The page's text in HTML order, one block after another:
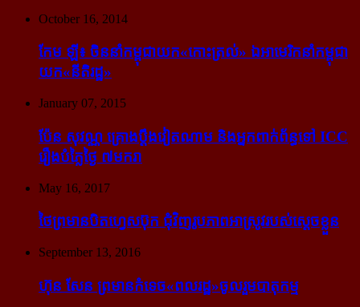
October 16, 2014
កែម ឡី៖ ចិន​នាំ​កម្ពុជា​យក​«កោះ​ត្រល់» ឯ​អាមេរិក​នាំ​កម្ពុជា​
យក​«នីតិរដ្ឋ»
January 07, 2015
ប៉ែន សុវណ្ណ គ្រោង​ប្តឹង​វៀតណាម និង​អ្នក​ពាក់​ព័ន្ធ​ទៅ ICC
រឿង​បំភ្លៃ​ថ្ងៃ ៧​មករា
May 16, 2017
ថៃ​ព្រមាន​បិត​ហ្វេសប៊ុក ជុំ​វិញ​រូបភាព​អាស្រូវ​របស់​ស្ដេច​ខ្លួន
September 13, 2016
ហ៊ុន សែន ព្រមាន​កំទេច​«ពលរដ្ឋ»​ចូលរួម​បាតុកម្ម